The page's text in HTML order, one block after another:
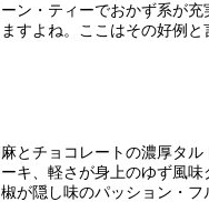
ン・ティーでおかず系が充
すよね。ここはその好例と
とチョコレートの濃厚タル
キ、軽さが身上のゆず風味
が隠し味のパッション・フ